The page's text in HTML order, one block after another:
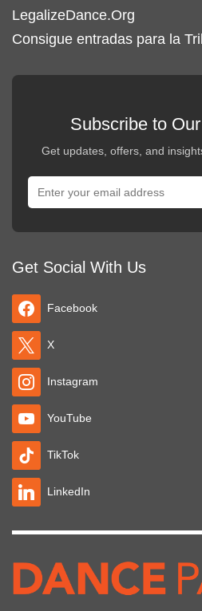
LegalizeDance.Org
Consigue entradas para la
Subscribe to
Get updates, offers, and
Get Social With Us
Facebook
X
Instagram
YouTube
TikTok
LinkedIn